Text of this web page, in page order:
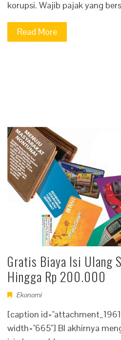
korupsi. Wajib pajak yang
Read More
Gratis Biaya Isi Ulang
Hingga Rp 200.000
Ekonomi
[caption
width="665"] BI akhirnya